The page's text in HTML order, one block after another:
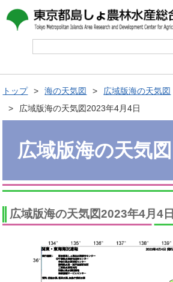
トップ 海の天気図
広域版海の天気図
広域版海の天気図2023年4月4日
広域版海の天気図
広域版海の天気図2023年4月4日